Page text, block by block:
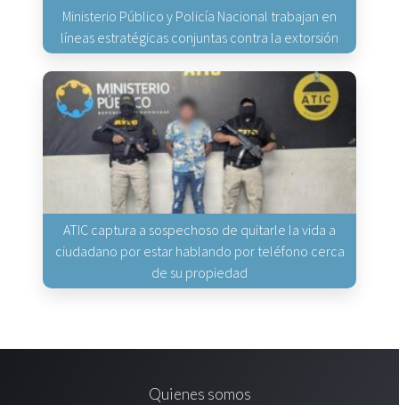
Ministerio Público y Policía Nacional trabajan en
líneas estratégicas conjuntas contra la extorsión
ATIC captura a sospechoso de quitarle la vida a
ciudadano por estar hablando por teléfono cerca
de su propiedad
Quienes somos